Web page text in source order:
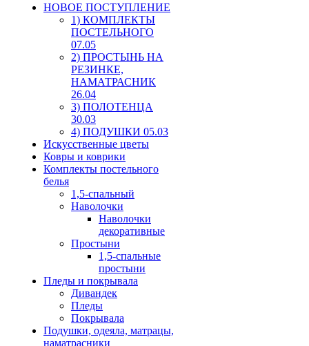
HОВОЕ ПОСТУПЛЕНИЕ
1) КОМПЛЕКТЫ
ПОСТЕЛЬНОГО
07.05
2) ПРОСТЫНЬ НА
РЕЗИНКЕ,
НАМАТРАСНИК
26.04
3) ПОЛОТЕНЦА
30.03
4) ПОДУШКИ 05.03
Искусственные цветы
Ковры и коврики
Комплекты постельного
белья
1,5-спальный
Наволочки
Наволочки
декоративные
Простыни
1,5-спальные
простыни
Пледы и покрывала
Дивандек
Пледы
Покрывала
Подушки, одеяла, матрацы,
наматрасники